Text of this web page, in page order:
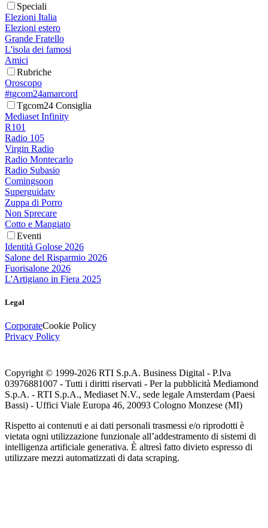
Speciali
Elezioni Italia
Elezioni estero
Grande Fratello
L'isola dei famosi
Amici
Rubriche
Oroscopo
#tgcom24amarcord
Tgcom24 Consiglia
Mediaset Infinity
R101
Radio 105
Virgin Radio
Radio Montecarlo
Radio Subasio
Comingsoon
Superguidatv
Zuppa di Porro
Non Sprecare
Cotto e Mangiato
Eventi
Identità Golose 2026
Salone del Risparmio 2026
Fuorisalone 2026
L'Artigiano in Fiera 2025
Legal
CorporateCookie Policy
Privacy Policy
Copyright © 1999-2026 RTI S.p.A. Business Digital - P.Iva
03976881007 - Tutti i diritti riservati - Per la pubblicità Mediamond
S.p.A. - RTI S.p.A., Mediaset N.V., sede legale Amsterdam (Paesi
Bassi) - Uffici Viale Europa 46, 20093 Cologno Monzese (MI)
Rispetto ai contenuti e ai dati personali trasmessi e/o riprodotti è
vietata ogni utilizzazione funzionale all’addestramento di sistemi di
intelligenza artificiale generativa. È altresì fatto divieto espresso di
utilizzare mezzi automatizzati di data scraping.